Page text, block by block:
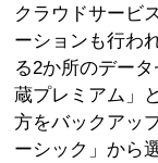
クラウドサービ
ーションも行わ
る2か所のデー
蔵プレミアム」
方をバックアッ
ーシック」から